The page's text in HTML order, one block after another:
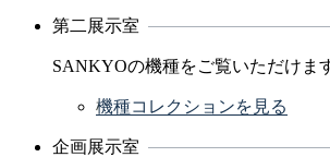
第二展示室
SANKYOの機種をご覧いただけま
機種コレクションを見る
企画展示室